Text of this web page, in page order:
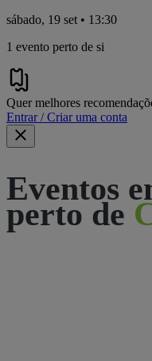
sábado, 19 set • 13:30
1 evento perto de si
Quer melhores
Entrar / Criar uma conta
Eventos
perto de